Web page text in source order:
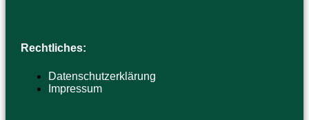
Rechtliches:
Datenschutzerklärung
Impressum